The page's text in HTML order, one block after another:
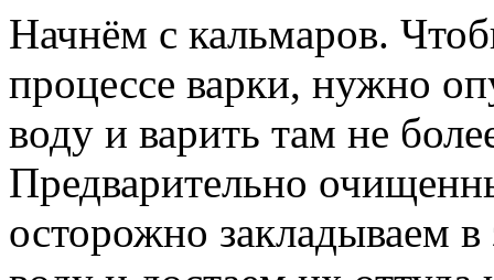
Начнём с кальмаров.
процессе варки, нужно
воду и варить там не
Предварительно
осторожно закладываем